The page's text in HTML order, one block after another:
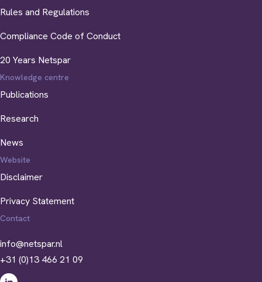
Rules and Regulations
Compliance Code of Conduct
20 Years Netspar
Knowledge centre
Publications
Research
News
Website
Disclaimer
Privacy Statement
Contact
info@netspar.nl
+31 (0)13 466 21 09